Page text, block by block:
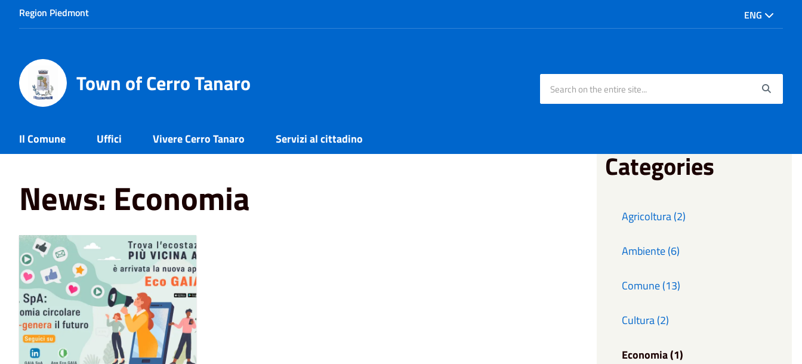
Region Piedmont ENG
Town of Cerro Tanaro
Il Comune Uffici Vivere Cerro Tanaro Servizi al cittadino
Home News Economia
News: Economia
Categories
Agricoltura (2)
Ambiente (6)
Comune (13)
Cultura (2)
Economia (1)